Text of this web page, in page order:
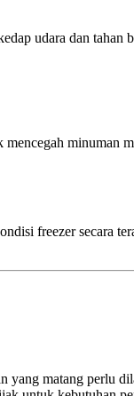
udara dan tahan
minuman
freezer secara
yang matang perlu